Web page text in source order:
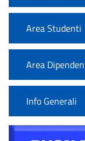
Area Studenti
Area
Info Generali